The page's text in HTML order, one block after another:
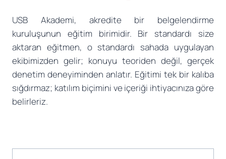
USB Akademi, akredite bir belgelendirme
kuruluşunun eğitim birimidir. Bir standardı size
aktaran eğitmen, o standardı sahada uygulayan
ekibimizden gelir; konuyu teoriden değil, gerçek
denetim deneyiminden anlatır. Eğitimi tek bir kalıba
sığdırmaz; katılım biçimini ve içeriği ihtiyacınıza göre
belirleriz.